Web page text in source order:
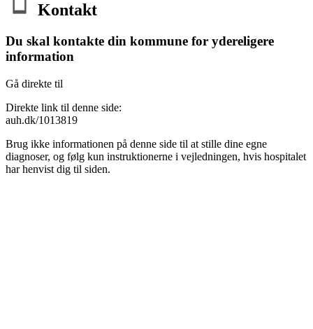
Kontakt
Du skal kontakte din kommune for ydereligere
information
Gå direkte til
Direkte link til denne side:
auh.dk/1013819
Brug ikke informationen på denne side til at stille dine egne
diagnoser, og følg kun instruktionerne i vejledningen, hvis hospitalet
har henvist dig til siden.